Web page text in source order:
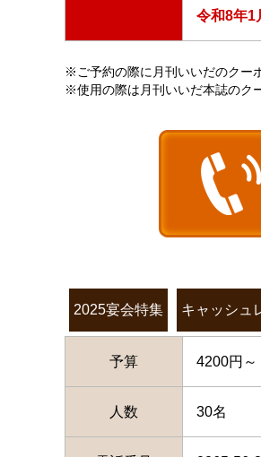
令和8年1
※ご予約の際に月刊いいだのクー
※使用の際は月刊いいだ本誌のク
2025宴会特集 キャッシュ
予算 4200円～
人数 30名